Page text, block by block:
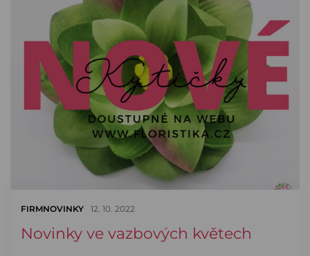
FIRMNOVINKY 12. 10. 2022
Novinky ve vazbových květech